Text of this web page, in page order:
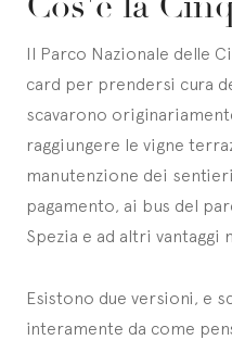
Il Parco Nazionale delle
card per prendersi cura
scavarono
raggiungere le vigne
manutenzione dei
pagamento, ai bus del
Spezia e ad altri vantaggi
Esistono due versioni, e
interamente da come